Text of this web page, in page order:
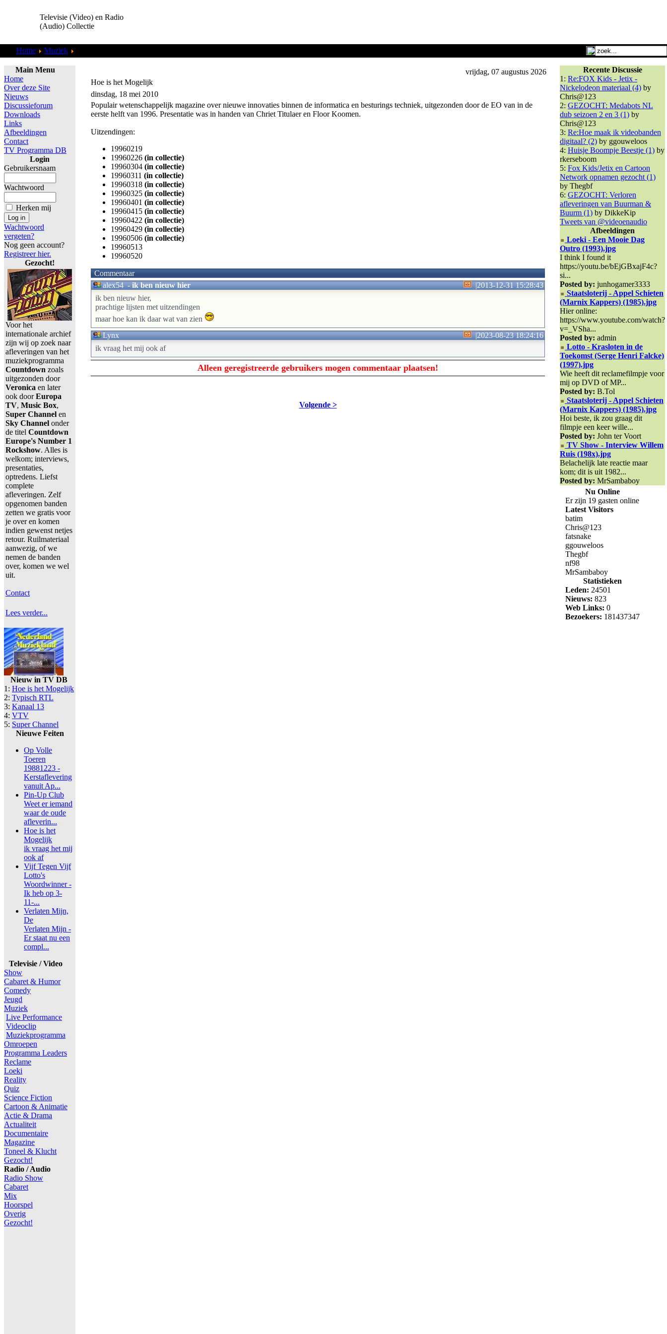
Televisie (Video) en Radio
(Audio) Collectie
Home Muziek
Main Menu
Home
Over deze Site
Nieuws
Discussieforum
Downloads
Links
Afbeeldingen
Contact
TV Programma DB
Login
Gebruikersnaam
Wachtwoord
Herken mij
Wachtwoord
vergeten?
Nog geen account?
Registreer hier.
Gezocht!
Voor het
internationale archief
zijn wij op zoek naar
afleveringen van het
muziekprogramma
Countdown zoals
uitgezonden door
Veronica en later
ook doorEuropa
TV, Music Box,
Super Channel en
Sky Channel onder
de titel Countdown
Europe's Number 1
Rockshow. Alles is
welkom; interviews,
presentaties,
optredens. Liefst
complete
afleveringen. Zelf
opgenomen banden
zetten we gratis voor
je over en komen
indien gewenst netjes
retour. Ruilmateriaal
aanwezig, of we
nemen de banden
over, komen we wel
uit.
Contact
Lees verder...
Nieuw in TV DB
1: Hoe is het Mogelijk
2: Typisch RTL
3: Kanaal 13
4: VTV
5: Super Channel
Nieuwe Feiten
Op Volle
Toeren
19881223 -
Kerstaflevering
vanuit Ap...
Pin-Up Club
Weet er iemand
waar de oude
afleverin...
Hoe is het
Mogelijk
ik vraag het mij
ook af
Vijf Tegen Vijf
Lotto's
Woordwinner -
Ik heb op 3-
11-...
Verlaten Mijn,
De
Verlaten Mijn -
Er staat nu een
compl...
Televisie / Video
Show
Cabaret & Humor
Comedy
Jeugd
Muziek
Live Performance
Videoclip
Muziekprogramma
Omroepen
Programma Leaders
Reclame
Loeki
Reality
Quiz
Science Fiction
Cartoon & Animatie
Actie & Drama
Actualiteit
Documentaire
Magazine
Toneel & Klucht
Gezocht!
Radio / Audio
Radio Show
Cabaret
Mix
Hoorspel
Overig
Gezocht!
vrijdag, 07 augustus 2026
Hoe is het Mogelijk
dinsdag, 18 mei 2010
Populair wetenschappelijk magazine over nieuwe innovaties binnen de informatica en besturings techniek, uitgezonden door de EO van in de
eerste helft van 1996. Presentatie was in handen van Chriet Titulaer en Floor Koomen.
Uitzendingen:
19960219
19960226 (in collectie)
19960304 (in collectie)
19960311 (in collectie)
19960318 (in collectie)
19960325 (in collectie)
19960401 (in collectie)
19960415 (in collectie)
19960422 (in collectie)
19960429 (in collectie)
19960506 (in collectie)
19960513
19960520
Commentaar
alex54-ik ben nieuw hier |2013-12-31 15:28:43
ik ben nieuw hier,
prachtige lijsten met uitzendingen
maar hoe kan ik daar wat van zien
Lynx
|2023-08-23 18:24:16
ik vraag het mij ook af
Alleen geregistreerde gebruikers mogen commentaar plaatsen!
Volgende >
Recente Discussie
1: Re:FOX Kids - Jetix -
Nickelodeon materiaal (4) by
Chris@123
2: GEZOCHT: Medabots NL
dub seizoen 2 en 3 (1) by
Chris@123
3: Re:Hoe maak ik videobanden
digitaal? (2) by ggouweloos
4: Huisje Boompje Beestje (1) by
rkerseboom
5: Fox Kids/Jetix en Cartoon
Network opnamen gezocht (1)
by Thegbf
6: GEZOCHT: Verloren
afleveringen van Buurman &
Buurm (1) by DikkeKip
Tweets van @videoenaudio
Afbeeldingen
Loeki - Een Mooie Dag
Outro (1993).jpg
I think I found it
https://youtu.be/bEjGBxajF4c?
si...
Posted by: junhogamer3333
Staatsloterij - Appel Schieten
(Marnix Kappers) (1985).jpg
Hier online:
https://www.youtube.com/watch?
v=_VSha...
Posted by: admin
Lotto - Krasloten in de
Toekomst (Serge Henri Falcke)
(1997).jpg
Wie heeft dit reclamefilmpje voor
mij op DVD of MP...
Posted by: B.Tol
Staatsloterij - Appel Schieten
(Marnix Kappers) (1985).jpg
Hoi beste, ik zou graag dit
filmpje een keer wille...
Posted by: John ter Voort
TV Show - Interview Willem
Ruis (198x).jpg
Belachelijk late reactie maar
kom; dit is uit 1982...
Posted by: MrSambaboy
Nu Online
Er zijn 19 gasten online
Latest Visitors
batim
Chris@123
fatsnake
ggouweloos
Thegbf
nf98
MrSambaboy
Statistieken
Leden: 24501
Nieuws: 823
Web Links: 0
Bezoekers: 181437347